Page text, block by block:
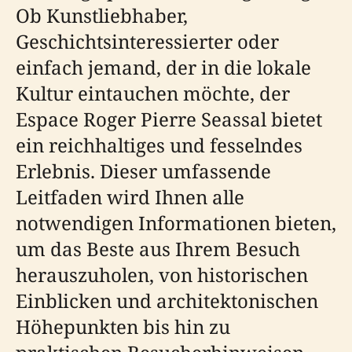
Ob Kunstliebhaber,
Geschichtsinteressierter oder
einfach jemand, der in die lokale
Kultur eintauchen möchte, der
Espace Roger Pierre Seassal bietet
ein reichhaltiges und fesselndes
Erlebnis. Dieser umfassende
Leitfaden wird Ihnen alle
notwendigen Informationen bieten,
um das Beste aus Ihrem Besuch
herauszuholen, von historischen
Einblicken und architektonischen
Höhepunkten bis hin zu